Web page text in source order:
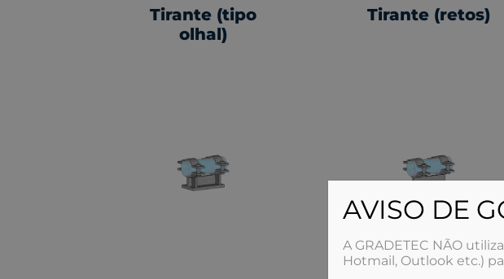
Tirante (tipo
olhal)
Tirante (retos)
AVISO DE
A GRADETEC NÃO
Hotmail, Outlook etc.)